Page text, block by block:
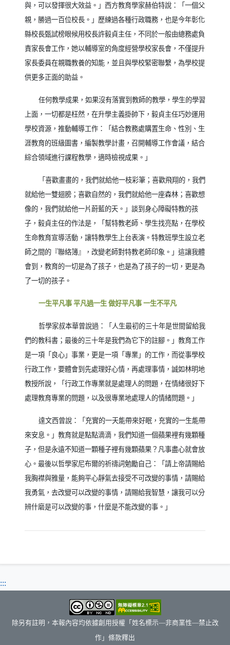
與，可以發揮很大效益。」西方教育學家赫伯特說：「一個父
親，勝過一百位校長。」歷練過各種行政職務，也是今年彰化
縣校長甄試榜眼候用校長許毅貞主任，不同於一般由總務處負
責家長會工作，她以輔導室的角度經營學校家長會，不僅提升
家長委員在親職教養的知能，並且與學校緊密聯繫，為學校提
供更多正面的助益。
任何教學成果，如果沒有落實到教師的教學，學生的學習
上面，一切都是枉然，在升學主義掛帥下，毅貞主任巧妙運用
學校資源，推動輔導工作：「結合教務處購置生命、性別、生
涯教育的班級圖書，編製教學計畫，召開輔導工作會議，結合
綜合領域進行課程教學，適時檢視成果。」
「喜歡畫畫的，我們就給他一枝彩筆；喜歡飛翔的，我們
就給他一雙翅膀；喜歡自然的，我們就給他一座森林；喜歡想
像的，我們就給他一片蔚藍的天。」談到身心障礙特教的孩
子，毅貞主任的作法是，「幫特教老師、學生找亮點，在學校
生命教育宣導活動，讓特教學生上台表演。特教班學生設立老
師之間的『聯絡簿』，改變老師對特教老師印象。」這讓我體
會到，教育的一切是為了孩子，也是為了孩子的一切，更是為
了一切的孩子。
一生平凡事 平凡過一生 做好平凡事 一生不平凡
哲學家叔本華曾說過：「人生最初的三十年是世間留給我
們的教科書；最後的三十年是我們為它下的註腳。」教育工作
是一項「良心」事業，更是一項「專業」的工作，而從事學校
行政工作，要體會到先處理好心情，再處理事情，誠如林明地
教授所說，「行政工作專業就是處理人的問題，在情緒很好下
處理教育專業的問題，以及很專業地處理人的情緒問題。」
達文西曾說：「充實的一天能帶來好眠，充實的一生能帶
來安息。」教育就是點點滴滴，我們知道一個蘋果裡有幾顆種
子，但是永遠不知道一顆種子裡有幾顆蘋果？凡事盡心就會放
心。最後以哲學家尼布爾的祈禱詞勉勵自己：「請上帝請賜給
我胸襟與雅量，能夠平心靜氣去接受不可改變的事情，請賜給
我勇氣，去改變可以改變的事情，請賜給我智慧，讓我可以分
辨什磨是可以改變的事，什麼是不能改變的事。」
:::
除另有註明，本報內容均依據創用授權「姓名標示—非商業性—禁止改
作」條款釋出